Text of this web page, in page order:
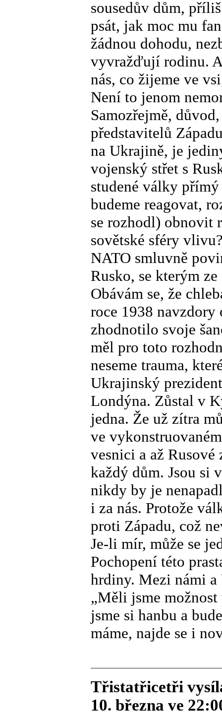
sousedův dům,
psát, jak moc mu
žádnou dohodu,
vyvražďují rodinu.
nás, co žijeme ve
Není to jenom
Samozřejmě,
představitelů
na Ukrajině, je
vojenský střet s
studené války přímý
budeme reagovat,
se rozhodl) obnovit
sovětské sféry
NATO smluvně
Rusko, se kterým
Obávám se, že
roce 1938
zhodnotilo svoje
měl pro toto
neseme trauma,
Ukrajinský
Londýna. Zůstal v
jedna. Že už zítra
ve
vesnici a až
každý dům. Jsou si
nikdy by je
i za nás. Protože
proti Západu, což
Je-li mír, může se
Pochopení této
hrdiny. Mezi námi
„Měli jsme
jsme si hanbu a
máme, najde se i
Třistatřicetři
10. března ve